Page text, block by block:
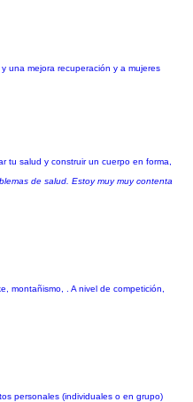
una mejora recuperación y a mujeres
tu salud y construir un cuerpo en forma,
de salud. Estoy muy muy contenta
montañismo, . A nivel de competición,
personales (individuales o en grupo)